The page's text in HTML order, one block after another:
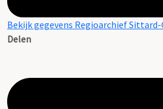
Bekijk gegevens Regioarchief Sittard-
Delen